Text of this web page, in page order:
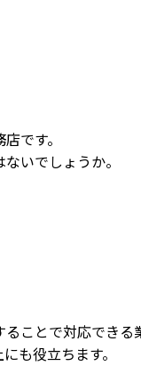
です。
いでしょうか。
ことで対応できる
も役立ちます。